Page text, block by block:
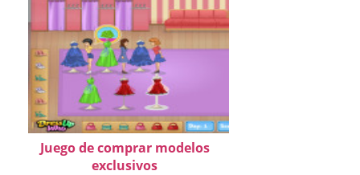
Juego de comprar modelos
exclusivos